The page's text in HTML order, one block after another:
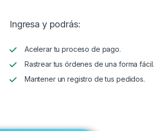
Ingresa y podrás:
Acelerar tu proceso de pago.
Rastrear tus órdenes de una forma fácil.
Mantener un registro de tus pedidos.